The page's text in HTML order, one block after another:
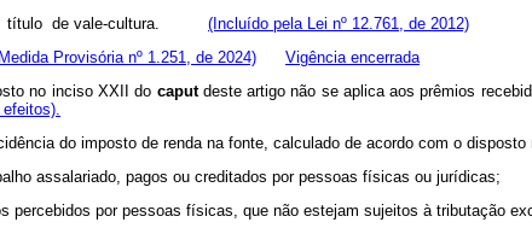
a título de vale-cultura. (Incluído pela Lei nº 12.761, de 2012)
Provisória nº 1.251, de 2024)
Vigência encerrada
no inciso XXII do caput deste artigo não se aplica aos prêmios
do imposto de renda na fonte, calculado de acordo com o
assalariado, pagos ou creditados por pessoas físicas ou
percebidos por pessoas físicas, que não estejam sujeitos à tributação